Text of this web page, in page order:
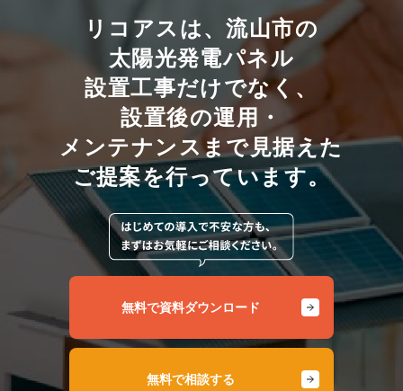
リコアスは、流山市の
太陽光発電パネル
設置工事だけでなく、
設置後の運用・
メンテナンスまで見据えた
ご提案を行っています。
無料で資料ダウンロード
無料で相談する